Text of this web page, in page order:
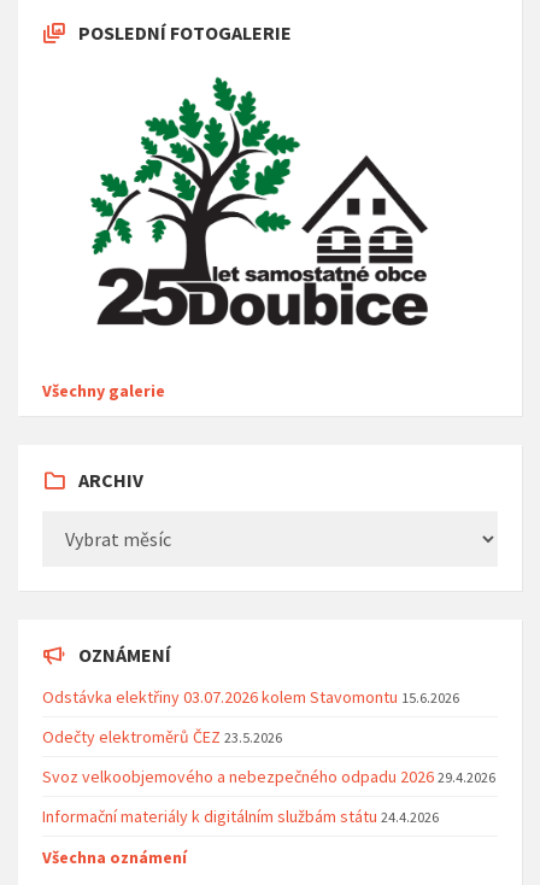
POSLEDNÍ FOTOGALERIE
Všechny galerie
ARCHIV
OZNÁMENÍ
Odstávka elektřiny 03.07.2026 kolem Stavomontu 15.6.2026
Odečty elektroměrů ČEZ 23.5.2026
Svoz velkoobjemového a nebezpečného odpadu 2026 29.4.2026
Informační materiály k digitálním službám státu 24.4.2026
Všechna oznámení